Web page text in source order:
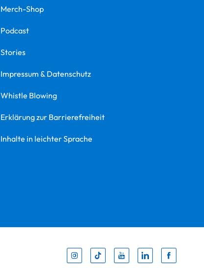
Merch-Shop
Podcast
Stories
Impressum & Datenschutz
Whistle Blowing
Erklärung zur Barrierefreiheit
Inhalte in leichter Sprache